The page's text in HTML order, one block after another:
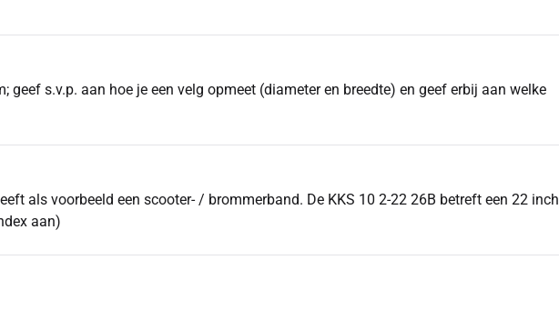
geef s.v.p. aan hoe je een velg opmeet (diameter en breedte) en geef erbij aan welke
als voorbeeld een scooter- / brommerband. De KKS 10 2-22 26B betreft een 22 inch
aan)